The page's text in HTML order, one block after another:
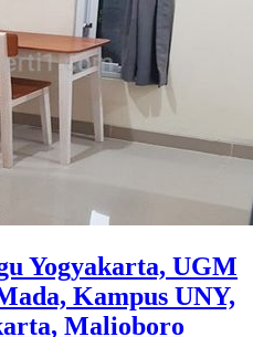
Yogyakarta, UGM
Kampus UNY,
Malioboro